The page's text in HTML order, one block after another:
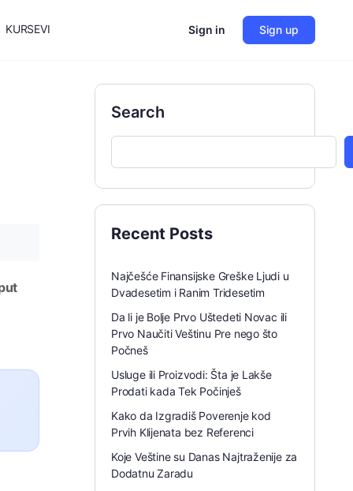
KURSEVI Sign in Sign up
Search
Recent Posts
Najčešće Finansijske Greške Ljudi u
Dvadesetim i Ranim Tridesetim
Da li je Bolje Prvo Uštedeti Novac ili
Prvo Naučiti Veštinu Pre nego što
Počneš
Usluge ili Proizvodi: Šta je Lakše
Prodati kada Tek Počinješ
Kako da Izgradiš Poverenje kod
Prvih Klijenata bez Referenci
Koje Veštine su Danas Najtraženije za
Dodatnu Zaradu